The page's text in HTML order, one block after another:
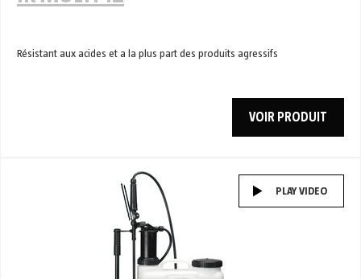
Résistant aux acides et a la plus part des produits agressifs
VOIR PRODUIT
PLAY VIDEO